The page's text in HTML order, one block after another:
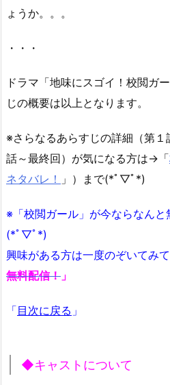
ょうか。。。
・・・
ドラマ「地味にスゴイ！校閲ガ
じの概要は以上となります。
※さらなるあらすじの詳細（第１
話～最終回）が気になる方は→「
ネタバレ！ 」）まで(*ﾟ▽ﾟ*)
※「校閲ガール」が今ならなん
(*ﾟ▽ﾟ*)
興味がある方は一度のぞいてみ
無料配信！ 」
「目次に戻る 」
◆キャストについて